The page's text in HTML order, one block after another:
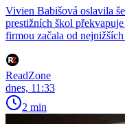
Vivien Babišová oslavila
prestižních škol
firmou začala od
ReadZone
dnes, 11:33
2 min